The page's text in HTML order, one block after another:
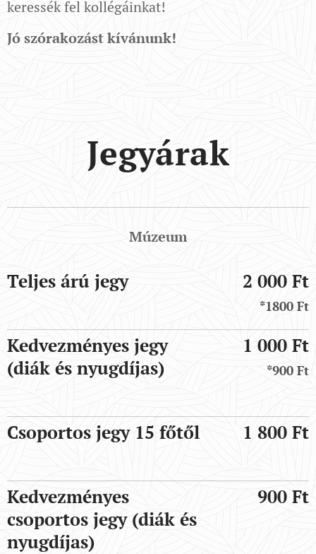
keressék fel kollégáinkat!
Jó szórakozást kívánunk!
Jegyárak
Múzeum
Teljes árú jegy 2 000 Ft
*1800 Ft
Kedvezményes jegy
(diák és nyugdíjas)
1 000 Ft
*900 Ft
Csoportos jegy 15 főtől 1 800 Ft
Kedvezményes
csoportos jegy (diák és
nyugdíjas)
900 Ft